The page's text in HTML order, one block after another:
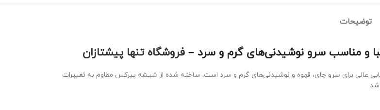
توضیحات
فروشگاه تنها پیشتازان
عالی برای سرو چای، قهوه و نوشیدنی‌های گرم و سرد است. ساخته شده از شیشه پیرکس مقاوم به تغییرات